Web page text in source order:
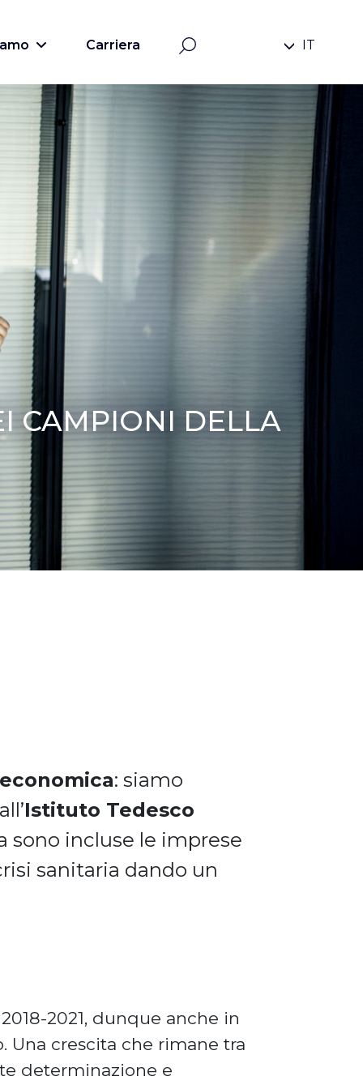
Carriera IT
CAMPIONI DELLA
: siamo
Istituto Tedesco
sono incluse le imprese
sanitaria dando un
2021, dunque anche in
Una crescita che rimane tra
determinazione e